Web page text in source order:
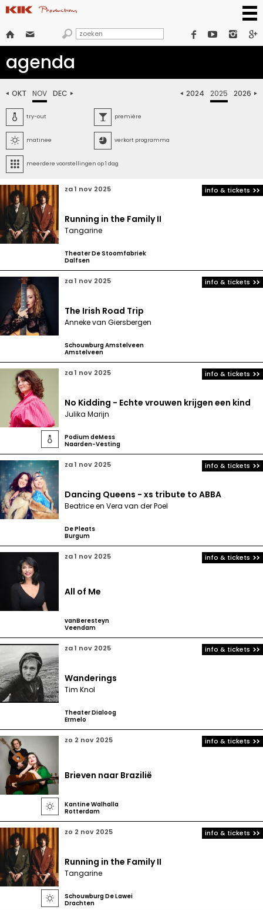
      
agenda
 OKT NOV DEC   2024 2025 2026 
 try-out  première
 matinee  verkort programma
 meerdere voorstellingen op 1 dag
za 1 nov 2025
Running in the Family II
Tangarine
Theater De Stoomfabriek
Dalfsen
info & tickets
za 1 nov 2025
The Irish Road Trip
Anneke van Giersbergen
Schouwburg Amstelveen
Amstelveen
info & tickets

za 1 nov 2025
No Kidding - Echte vrouwen krijgen een kind
Julika Marijn
Podium deMess
Naarden-Vesting
info & tickets
za 1 nov 2025
Dancing Queens - xs tribute to ABBA
Beatrice en Vera van der Poel
De Pleats
Burgum
info & tickets
za 1 nov 2025
All of Me
vanBeresteyn
Veendam
info & tickets
za 1 nov 2025
Wanderings
Tim Knol
Theater Dialoog
Ermelo
info & tickets

zo 2 nov 2025
Brieven naar Brazilië
Kantine Walhalla
Rotterdam
info & tickets

zo 2 nov 2025
Running in the Family II
Tangarine
Schouwburg De Lawei
Drachten
info & tickets